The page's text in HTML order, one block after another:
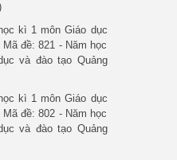
kì 1 môn Giáo dục
đề: 821 - Năm học
và đào tạo Quảng
kì 1 môn Giáo dục
đề: 802 - Năm học
và đào tạo Quảng